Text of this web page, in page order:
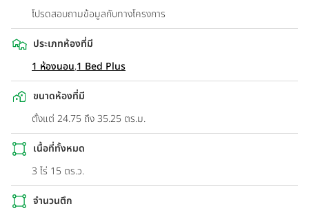
โปรดสอบถามข้อมูลกับทางโครงการ
ประเภทห้องที่มี
1 ห้องนอน,1 Bed Plus
ขนาดห้องที่มี
ตั้งแต่ 24.75 ถึง 35.25 ตร.ม.
เนื้อที่ทั้งหมด
3 ไร่ 15 ตร.ว.
จำนวนตึก